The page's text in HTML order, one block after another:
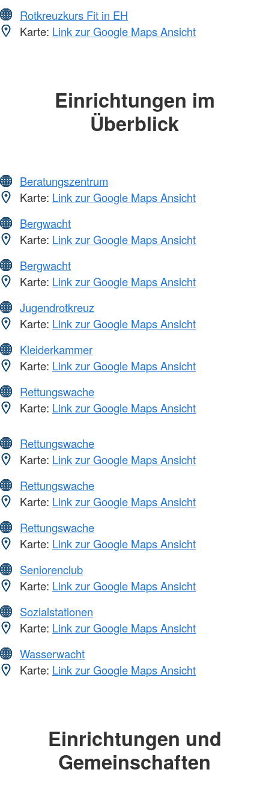
Rotkreuzkurs Fit in EH
Karte: Link zur Google Maps Ansicht
Einrichtungen im
Überblick
Beratungszentrum
Karte: Link zur Google Maps Ansicht
Bergwacht
Karte: Link zur Google Maps Ansicht
Bergwacht
Karte: Link zur Google Maps Ansicht
Jugendrotkreuz
Karte: Link zur Google Maps Ansicht
Kleiderkammer
Karte: Link zur Google Maps Ansicht
Rettungswache
Karte: Link zur Google Maps Ansicht
Rettungswache
Karte: Link zur Google Maps Ansicht
Rettungswache
Karte: Link zur Google Maps Ansicht
Rettungswache
Karte: Link zur Google Maps Ansicht
Seniorenclub
Karte: Link zur Google Maps Ansicht
Sozialstationen
Karte: Link zur Google Maps Ansicht
Wasserwacht
Karte: Link zur Google Maps Ansicht
Einrichtungen und
Gemeinschaften